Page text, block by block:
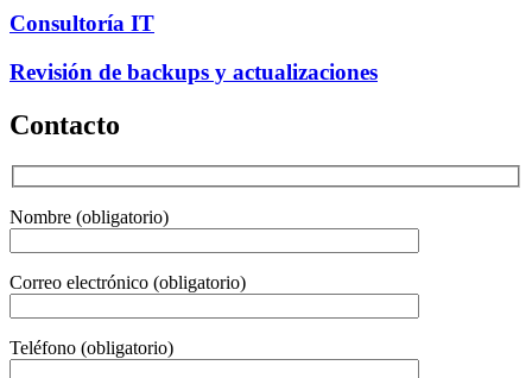
Consultoría IT​
Revisión de backups y actualizaciones​
Contacto
Nombre (obligatorio)
Correo electrónico (obligatorio)
Teléfono (obligatorio)